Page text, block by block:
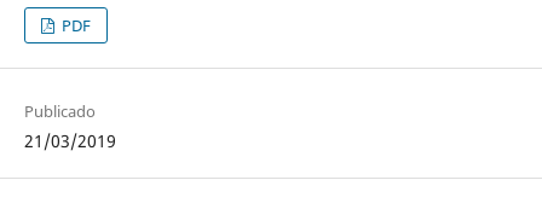
PDF
Publicado
21/03/2019